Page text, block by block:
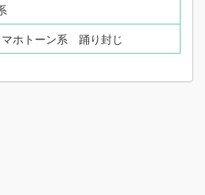
ホトーン系 踊り封じ